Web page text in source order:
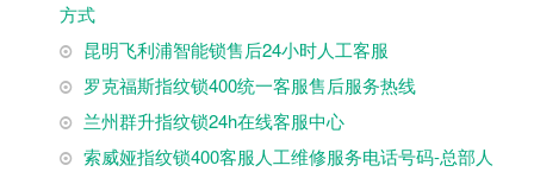
方式
昆明飞利浦智能锁售后24小时人工客服
罗克福斯指纹锁400统一客服售后服务热线
兰州群升指纹锁24h在线客服中心
索威娅指纹锁400客服人工维修服务电话号码-总部人